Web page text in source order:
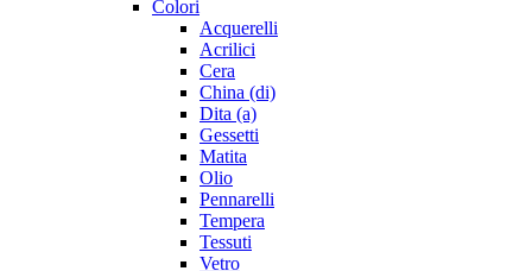
Colori
Acquerelli
Acrilici
Cera
China (di)
Dita (a)
Gessetti
Matita
Olio
Pennarelli
Tempera
Tessuti
Vetro